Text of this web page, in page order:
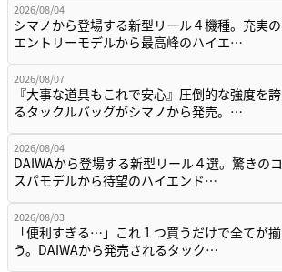
2026/08/04
シマノから登場する新型リール４機種。充実の
エントリーモデルから最高峰のハイエ…
2026/08/07
『大事な道具もこれで安心』圧倒的な強度を誇
るタックルバッグがシマノから発売。…
2026/08/04
DAIWAから登場する新型リール４選。驚きのコ
スパモデルから待望のハイエンド…
2026/08/03
「便利すぎる…」これ１つ買うだけで全てが揃
う。DAIWAから発売されるタック…